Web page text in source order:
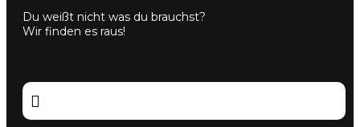
Du weißt nicht was du brauchst?
Wir finden es raus!
